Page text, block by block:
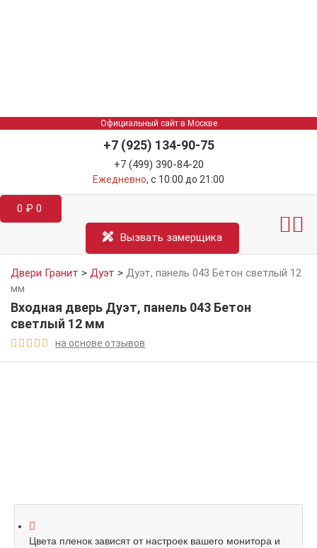
Официальный сайт в Москве
+7 (925) 134-90-75
+7 (499) 390-84-20
Ежедневно, с 10:00 до 21:00
0 ₽ 0
Вызвать замерщика
Двери Гранит > Дуэт > Дуэт, панель 043 Бетон светлый 12
мм
Входная дверь Дуэт, панель 043 Бетон
светлый 12 мм
     на основе отзывов
Цвета пленок зависят от настроек вашего монитора и